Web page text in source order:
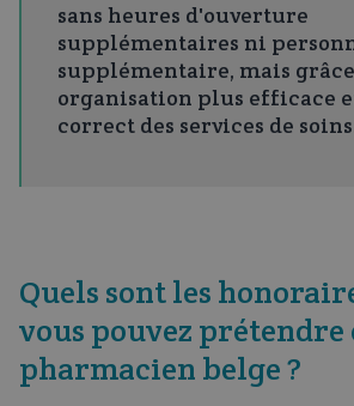
sans heures d'ouverture
supplémentaires ni
supplémentaire, mais
organisation plus efficace
correct des services de
Quels sont les
vous pouvez prétendre
pharmacien belge ?